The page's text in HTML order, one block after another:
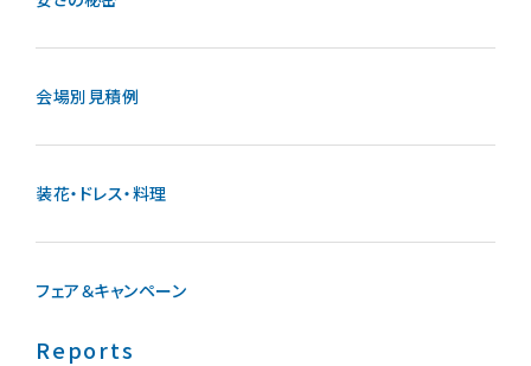
会場別見積例
装花・ドレス・料理
フェア＆キャンペーン
Reports